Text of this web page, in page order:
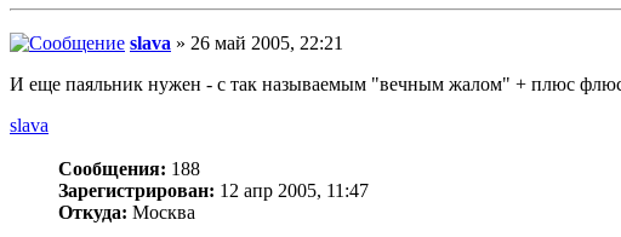
slava » 26 май 2005, 22:21
И еще паяльник нужен - с так называемым "вечным жалом" + плюс
slava
Сообщения: 188
Зарегистрирован: 12 апр 2005, 11:47
Откуда: Москва